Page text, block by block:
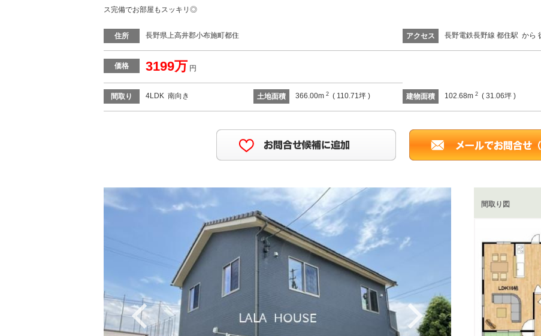
ス完備でお部屋もスッキリ◎
住所 長野県上高井郡小布施町都住 アクセス 長野電鉄長野線 都住駅 から
価格 3199万 円
間取り 4LDK 南向き 土地面積 366.00m 2( 110.71坪 ) 建物面積 102.68m 2 ( 31.06坪 )
Previous Next
間取り図